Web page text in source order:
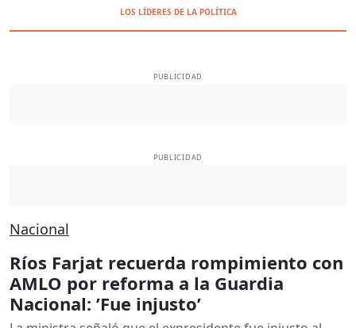
LOS LÍDERES DE LA POLÍTICA
PUBLICIDAD
PUBLICIDAD
Nacional
Ríos Farjat recuerda rompimiento con
AMLO por reforma a la Guardia
Nacional: ’Fue injusto’